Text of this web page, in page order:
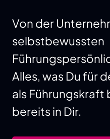
Von der
selbstbewussten
Alles, was Du für
als
bereits in Dir.